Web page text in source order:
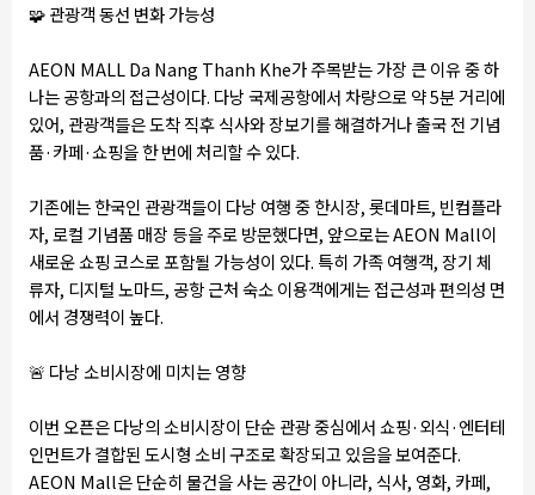
🧩관광객 동선 변화 가능성
AEON MALL Da Nang Thanh Khe가 주목받는 가장 큰 이유 중 하
나는 공항과의 접근성이다. 다낭 국제공항에서 차량으로 약 5분 거리에
있어, 관광객들은 도착 직후 식사와 장보기를 해결하거나 출국 전 기념
품·카페·쇼핑을 한 번에 처리할 수 있다.
기존에는 한국인 관광객들이 다낭 여행 중 한시장, 롯데마트, 빈컴플라
자, 로컬 기념품 매장 등을 주로 방문했다면, 앞으로는 AEON Mall이
새로운 쇼핑 코스로 포함될 가능성이 있다. 특히 가족 여행객, 장기 체
류자, 디지털 노마드, 공항 근처 숙소 이용객에게는 접근성과 편의성 면
에서 경쟁력이 높다.
🚨 다낭 소비시장에 미치는 영향
이번 오픈은 다낭의 소비시장이 단순 관광 중심에서 쇼핑·외식·엔터테
인먼트가 결합된 도시형 소비 구조로 확장되고 있음을 보여준다.
AEON Mall은 단순히 물건을 사는 공간이 아니라, 식사, 영화, 카페,